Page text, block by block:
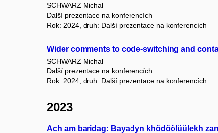
SCHWARZ Michal
Další prezentace na konferencích
Rok: 2024, druh: Další prezentace na konferencích
Wider comments to code-switching and
SCHWARZ Michal
Další prezentace na konferencích
Rok: 2024, druh: Další prezentace na konferencích
2023
Ach am baridag: Bayadyn khödöölüülekh